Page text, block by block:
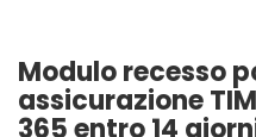
Modulo recesso
assicurazione
365 entro 14